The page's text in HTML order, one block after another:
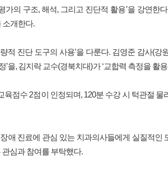
가의 구조, 해석, 그리고 진단적 활용’을 강연한
소개한다.
적 진단 도구의 사용’을 다룬다. 김영준 감사(
을, 김지락 교수(경북치대)가 ‘교합력 측정을 활
점수 2점이 인정되며, 120분 수강 시 턱관절
애 진료에 관심 있는 치과의사들에게 실질적
심과 참여를 부탁했다.